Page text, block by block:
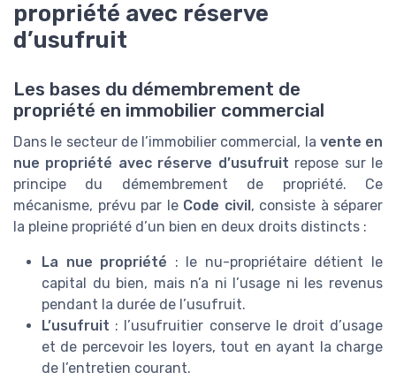
propriété avec réserve
d’usufruit
Les bases du démembrement de
propriété en immobilier commercial
Dans le secteur de l’immobilier commercial, la vente en
nue propriété avec réserve d’usufruit repose sur le
principe du démembrement de propriété. Ce
mécanisme, prévu par le Code civil, consiste à séparer
la pleine propriété d’un bien en deux droits distincts :
La nue propriété : le nu-propriétaire détient le
capital du bien, mais n’a ni l’usage ni les revenus
pendant la durée de l’usufruit.
L’usufruit : l’usufruitier conserve le droit d’usage
et de percevoir les loyers, tout en ayant la charge
de l’entretien courant.